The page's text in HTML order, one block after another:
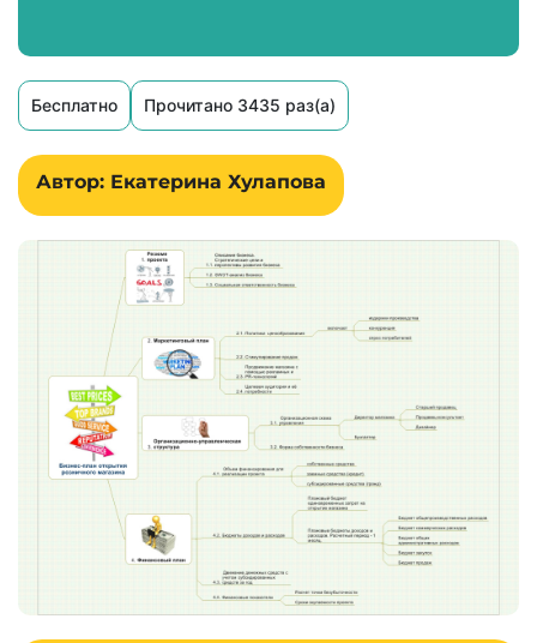
Бесплатно Прочитано 3435 раз(а)
Автор: Екатерина Хулапова